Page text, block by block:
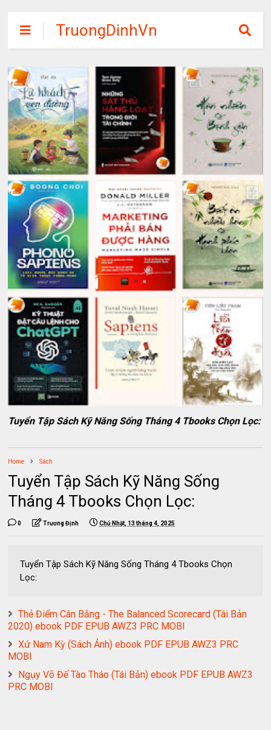
TruongDinhVn
Chia sẽ ebook,
các khóa học,
phần mềm học
tập miễn phí
Tuyển Tập Sách Kỹ Năng Sống Tháng 4 Tbooks Chọn Lọc:
Home Sách
Tuyển Tập Sách Kỹ Năng Sống
Tháng 4 Tbooks Chọn Lọc:
0 Trương Định Chủ Nhật, 13 tháng 4, 2025
Tuyển Tập Sách Kỹ Năng Sống Tháng 4 Tbooks Chọn
Lọc:
Thẻ Điểm Cân Bằng - The Balanced Scorecard (Tái Bản
2020) ebook PDF EPUB AWZ3 PRC MOBI
Xứ Nam Kỳ (Sách Ảnh) ebook PDF EPUB AWZ3 PRC
MOBI
Ngụy Võ Đế Tào Tháo (Tái Bản) ebook PDF EPUB AWZ3
PRC MOBI